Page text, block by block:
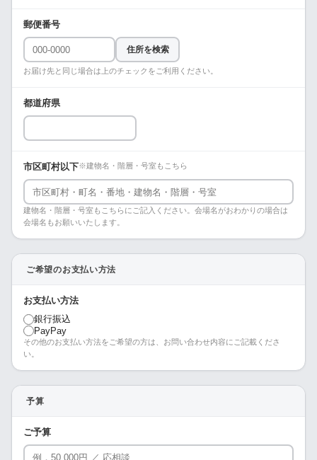
郵便番号
住所を検索
お届け先と同じ場合は上のチェックをご利用ください。
都道府県
市区町村以下※建物名・階層・号室もこちら
建物名・階層・号室もこちらにご記入ください。会場名がおわかりの場合は
会場名もお願いいたします。
ご希望のお支払い方法
お支払い方法
銀行振込
PayPay
その他のお支払い方法をご希望の方は、お問い合わせ内容にご記載くださ
い。
予算
ご予算